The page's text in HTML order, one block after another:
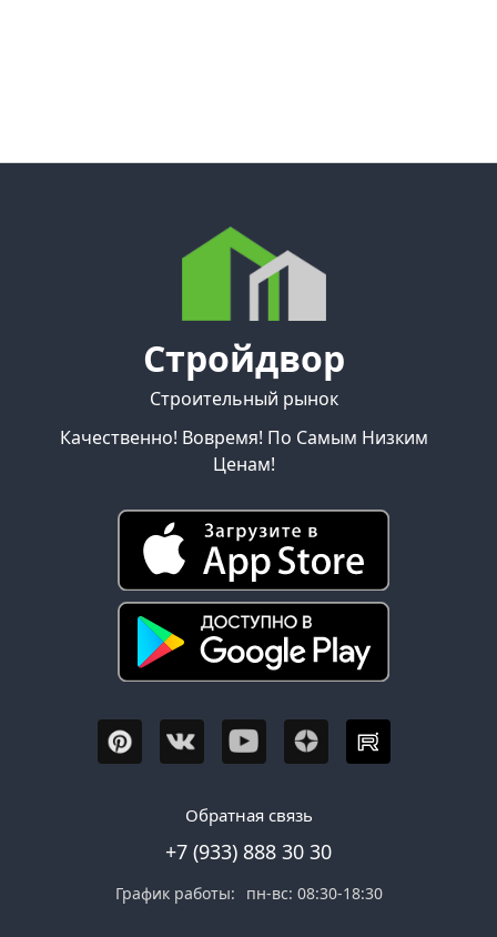
Стройдвор
Строительный рынок
Качественно! Вовремя! По Самым Низким
Ценам!
Обратная связь
+7 (933) 888 30 30
График работы: пн-вс: 08:30-18:30